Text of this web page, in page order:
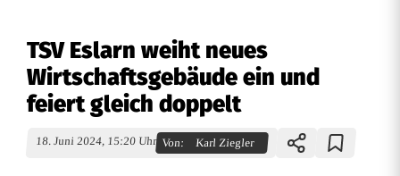
TSV Eslarn weiht neues
Wirtschaftsgebäude ein und
feiert gleich doppelt
18. Juni 2024, 15:20 Uhr Von: Karl Ziegler